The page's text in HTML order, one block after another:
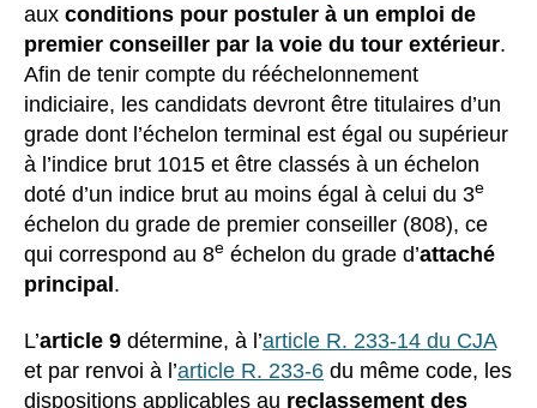
aux conditions pour postuler à un emploi de
premier conseiller par la voie du tour extérieur.
Afin de tenir compte du rééchelonnement
indiciaire, les candidats devront être titulaires d’un
grade dont l’échelon terminal est égal ou supérieur
à l’indice brut 1015 et être classés à un échelon
doté d’un indice brut au moins égal à celui du 3e
échelon du grade de premier conseiller (808), ce
qui correspond au 8e échelon du grade d’attaché
principal.
L’article 9 détermine, à l’article R. 233-14 du CJA
et par renvoi à l’article R. 233-6 du même code, les
dispositions applicables au reclassement des